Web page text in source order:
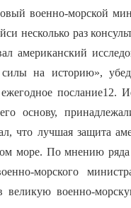
военно-морской
несколько раз
американский
на историю»,
послание12.
основу,
что лучшая защита
море. По мнению ряда
морского
военно-